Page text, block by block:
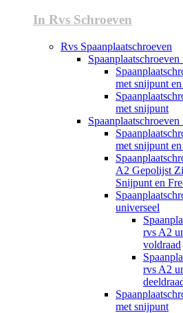
In Rvs Schroeven
Rvs Spaanplaatschroeven
met snijpunt
met snijpunt
met snijpunt
A2 Gepolijst
Snijpunt en
universeel
rvs A2
voldraad
rvs A2
met snijpunt